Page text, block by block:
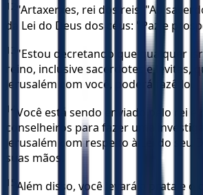
12 "Artaxerxes, rei dos reis, "Ao
da Lei do Deus dos céus: "Paz e
13 "Estou decretando que qualquer
reino, inclusive sacerdotes e levitas,
Jerusalém com você, poderá fazê-lo.
14 Você está sendo enviado pelo rei e
conselheiros para fazer uma
Jerusalém com respeito à Lei do seu
suas mãos.
15 Além disso, você levará a prata e o